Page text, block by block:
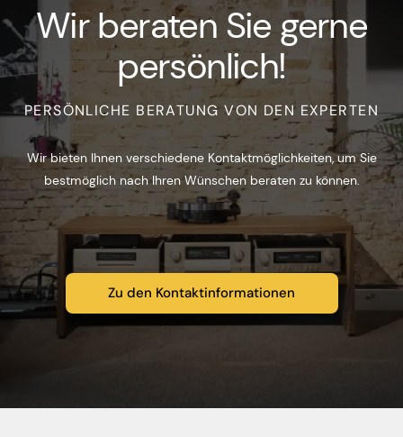
Wir beraten Sie gerne
persönlich!
PERSÖNLICHE BERATUNG VON DEN EXPERTEN
Wir bieten Ihnen verschiedene Kontaktmöglichkeiten, um Sie
bestmöglich nach Ihren Wünschen beraten zu können.
Zu den Kontaktinformationen